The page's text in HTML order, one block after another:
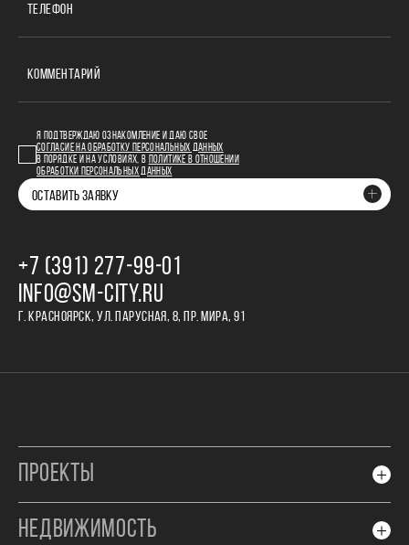
ТЕЛЕФОН
КОММЕНТАРИЙ
Я ПОДТВЕРЖДАЮ ОЗНАКОМЛЕНИЕ И ДАЮ СВОЕ
СОГЛАСИЕ НА ОБРАБОТКУ ПЕРСОНАЛЬНЫХ ДАННЫХ
В ПОРЯДКЕ И НА УСЛОВИЯХ, В
ПОЛИТИКЕ В ОТНОШЕНИИ
ОБРАБОТКИ ПЕРСОНАЛЬНЫХ ДАННЫХ
ОСТАВИТЬ ЗАЯВКУ
+7 (391) 277‒99‒01
INFO@SM-CITY.RU
Г. КРАСНОЯРСК, УЛ. ПАРУСНАЯ, 8, ПР. МИРА, 91
ПРОЕКТЫ
НЕДВИЖИМОСТЬ